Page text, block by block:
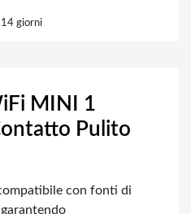
giorni
MINI 1
Pulito
con fonti di